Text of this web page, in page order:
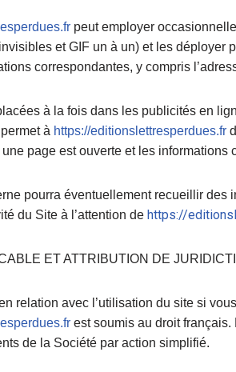
peut employer
et GIF un à un) et les déployer
correspondantes, y compris
à la fois dans les publicités en
à https://editionslettresperdues.fr
page est ouverte et les
pourra éventuellement recueillir des
du Site à l’attention de https://
ET ATTRIBUTION DE
relation avec l’utilisation du site si
est soumis au droit
de la Société par action simplifié.